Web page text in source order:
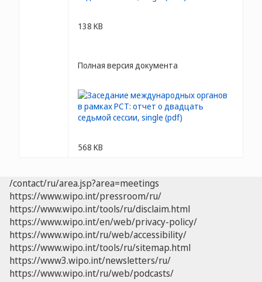
138 KB
Полная версия документа
568 KB
/contact/ru/area.jsp?area=meetings
https://www.wipo.int/pressroom/ru/
https://www.wipo.int/tools/ru/disclaim.html
https://www.wipo.int/en/web/privacy-policy/
https://www.wipo.int/ru/web/accessibility/
https://www.wipo.int/tools/ru/sitemap.html
https://www3.wipo.int/newsletters/ru/
https://www.wipo.int/ru/web/podcasts/